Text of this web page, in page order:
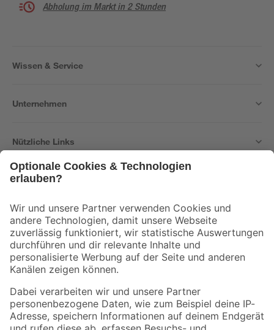
Abholung im Markt in 2 Stunden
Wissen & Service
Unternehmen
Nützliche Links
Der toom Newsletter: Keine Angebote und Aktionen mehr verpassen!
Zur Newsletter Anmeldung
Folge uns
Zahlungsarten Versandarten